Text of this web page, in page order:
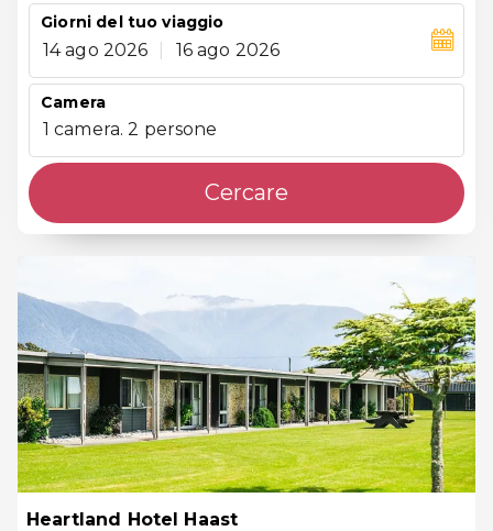
Giorni del tuo viaggio
14 ago 2026 16 ago 2026
Camera
1 camera. 2 persone
Cercare
Heartland Hotel Haast